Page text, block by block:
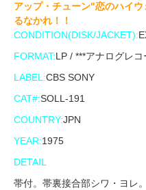
アップ・チューン"恋のハイ
るなかれ！！
CONDITION(DISK/JACKET):
FORMAT:LP / ***アナログレ
LABEL:CBS SONY
CAT#:SOLL-191
COUNTRY:JPN
YEAR:1975
DETAIL
帯付。帯裏接合部シワ・ヨレ